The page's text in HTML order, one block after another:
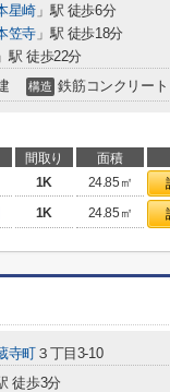
星崎 」駅 徒歩6分
笠寺 」駅 徒歩18分
駅 徒歩22分
構造 鉄筋コンクリート
間取り 面積
1K 24.85㎡
1K 24.85㎡
寺町 ３丁目3-10
徒歩3分